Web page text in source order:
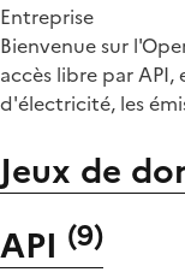
Entreprise
Bienvenue sur
accès libre par
d'électricité, les
Jeux de
API (9)